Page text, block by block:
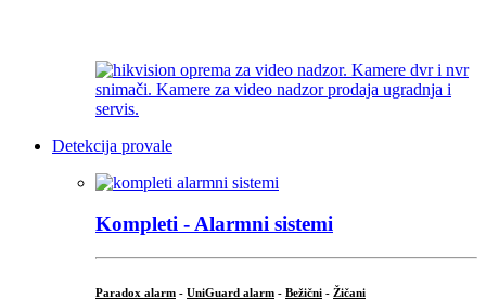
Detekcija provale
Kompleti - Alarmni sistemi
Paradox alarm - UniGuard alarm - Bežični - Žičani